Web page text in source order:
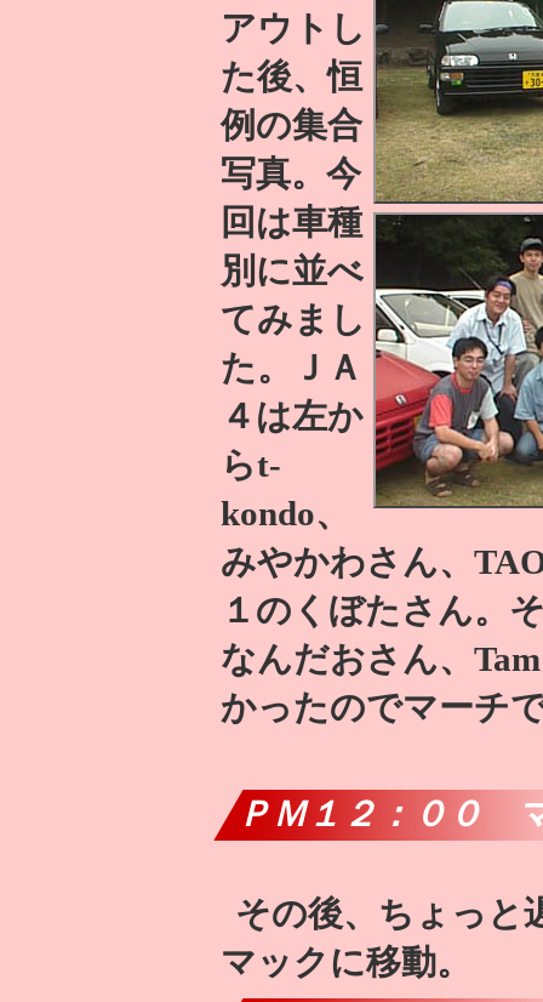
アウトし
た後、恒
例の集合
写真。今
回は車種
別に並べ
てみまし
た。ＪＡ
４は左か
らt-
kondo、
みやかわさん、
１のくぼたさん。
なんだおさん、
かったのでマーチ
ＰＭ１２：００
その後、ちょっと
マックに移動。